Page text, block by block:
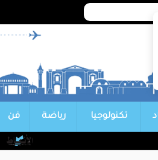
تكنولوجيا رياضة فن